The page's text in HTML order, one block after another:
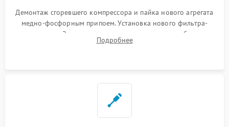
Демонтаж сгоревшего компрессора и пайка нового агрегата
медно-фосфорным припоем. Установка нового фильтра-
осушителя. Замена изношенных вентиляторов обдува,
сломанных заслонок или поврежденных дверных петель.
Подробнее